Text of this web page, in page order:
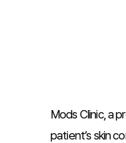
Mods Clinic, a
patient’s skin